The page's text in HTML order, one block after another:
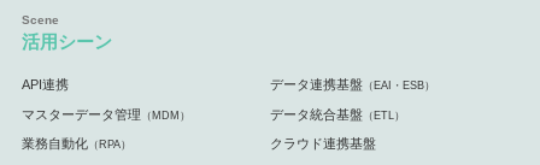
活用シーン
API連携 データ連携基盤 （EAI・ESB）
マスターデータ管理 （MDM） データ統合基盤 （ETL）
業務自動化（RPA） クラウド連携基盤